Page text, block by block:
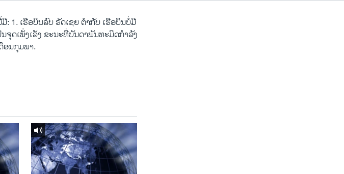
: 1. ເຮ​ືອ​ບິນ​ລົບ ຣັດ​ເຊຍ ຕຳ​ກັບ ເຮືອ​ບິນບໍ່​ມີ​
ຈຸດເພັ່ງເລັງ ຂະນະທີ່ບັນດາພັນທະມິດກຳລັງ
ອນ​ກຸມ​ພາ​.